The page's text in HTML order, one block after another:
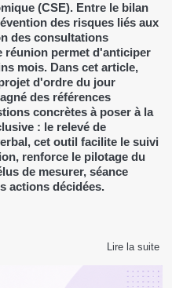
(CSE). Entre le bilan
des risques liés aux
des consultations
réunion permet d'anticiper
mois. Dans cet article,
d'ordre du jour
des références
concrètes à poser à la
: le relevé de
cet outil facilite le suivi
renforce le pilotage du
de mesurer, séance
actions décidées.
Lire la suite